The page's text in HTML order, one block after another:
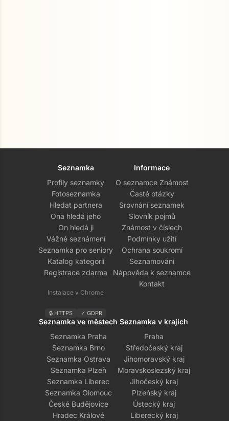
Seznamka
Profily seznamky
Fotoseznamka
Hledat partnera
Ona hledá jeho
On hledá ji
Vážné seznámení
Seznamka pro seniory
Katalog kategorií
Registrace zdarma
Instalace v Chrome
🔒 HTTPS ✓ GDPR
Informace
O seznamce Známost
Časté otázky
Srovnání seznamek
Slovník pojmů
Známost v číslech
Podmínky užití
Ochrana soukromí
Seznamování
Nápověda k seznamce
Kontakt
Seznamka ve městech
Seznamka Praha
Seznamka Brno
Seznamka Ostrava
Seznamka Plzeň
Seznamka Liberec
Seznamka Olomouc
České Budějovice
Hradec Králové
Seznamka v krajích
Praha
Středočeský kraj
Jihomoravský kraj
Moravskoslezský kraj
Jihočeský kraj
Plzeňský kraj
Ústecký kraj
Liberecký kraj